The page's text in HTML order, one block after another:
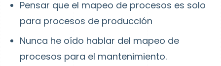
Pensar que el mapeo de procesos es solo
para procesos de producción
Nunca he oído hablar del mapeo de
procesos para el mantenimiento.